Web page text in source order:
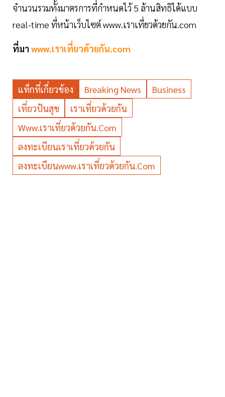
จำนวนรวมทั้งมาตรการที่กำหนดไว้ 5 ล้านสิทธิได้แบบ
real-time ที่หน้าเว็บไซต์ www.เราเที่ยวด้วยกัน.com
ที่มา www.เราเที่ยวด้วยกัน.com
แท็กที่เกี่ยวข้อง Breaking News
Business
เที่ยวปันสุข
เราเที่ยวด้วยกัน
Www.เราเที่ยวด้วยกัน.com
ลงทะเบียนเราเที่ยวด้วยกัน
ลงทะเบียนwww.เราเที่ยวด้วยกัน.com